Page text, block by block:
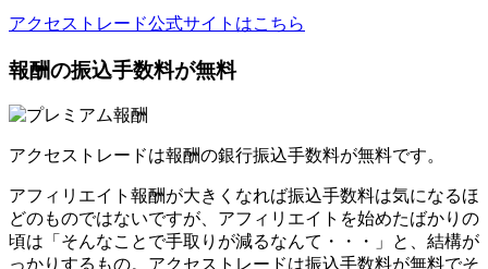
アクセストレード公式サイトはこちら
報酬の振込手数料が無料
アクセストレードは報酬の銀行振込手数料が無料です。
アフィリエイト報酬が大きくなれば振込手数料は気になるほ
どのものではないですが、アフィリエイトを始めたばかりの
頃は「そんなことで手取りが減るなんて・・・」と、結構が
っかりするもの。アクセストレードは振込手数料が無料でそ